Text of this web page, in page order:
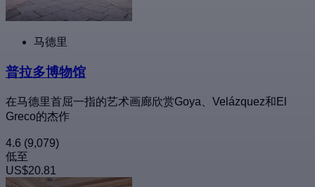
马德里
普拉多博物馆
在马德里首屈一指的艺术画廊欣赏Goya、Velázquez和El
Greco的杰作
4.6 (9,079)
低至
US$20.81